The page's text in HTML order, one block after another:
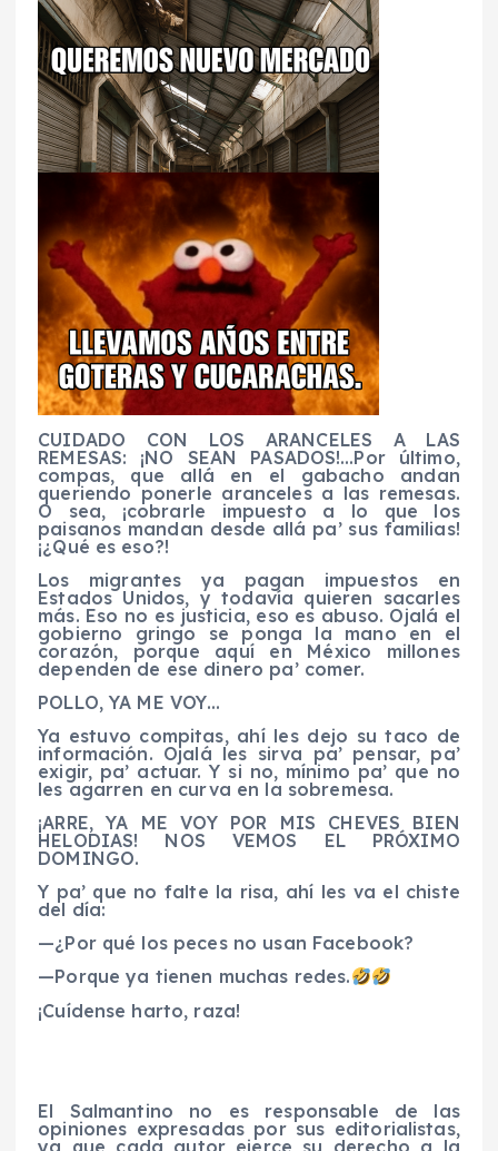
CUIDADO CON LOS ARANCELES A LAS
REMESAS: ¡NO SEAN PASADOS!…Por último,
compas, que allá en el gabacho andan
queriendo ponerle aranceles a las remesas.
O sea, ¡cobrarle impuesto a lo que los
paisanos mandan desde allá pa’ sus familias!
¡¿Qué es eso?!
Los migrantes ya pagan impuestos en
Estados Unidos, y todavía quieren sacarles
más. Eso no es justicia, eso es abuso. Ojalá el
gobierno gringo se ponga la mano en el
corazón, porque aquí en México millones
dependen de ese dinero pa’ comer.
POLLO, YA ME VOY…
Ya estuvo compitas, ahí les dejo su taco de
información. Ojalá les sirva pa’ pensar, pa’
exigir, pa’ actuar. Y si no, mínimo pa’ que no
les agarren en curva en la sobremesa.
¡ARRE, YA ME VOY POR MIS CHEVES BIEN
HELODIAS! NOS VEMOS EL PRÓXIMO
DOMINGO.
Y pa’ que no falte la risa, ahí les va el chiste
del día:
—¿Por qué los peces no usan Facebook?
—Porque ya tienen muchas redes.
¡Cuídense harto, raza!
El Salmantino no es responsable de las
opiniones expresadas por sus editorialistas,
ya que cada autor ejerce su derecho a la